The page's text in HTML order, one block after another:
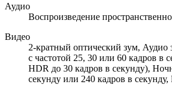
Аудио
Воспроизведение
Видео
2-кратный оптический зум, Аудио
с частотой 25, 30 или 60 кадров в
HDR до 30 кадров в секунду),
секунду или 240 кадров в